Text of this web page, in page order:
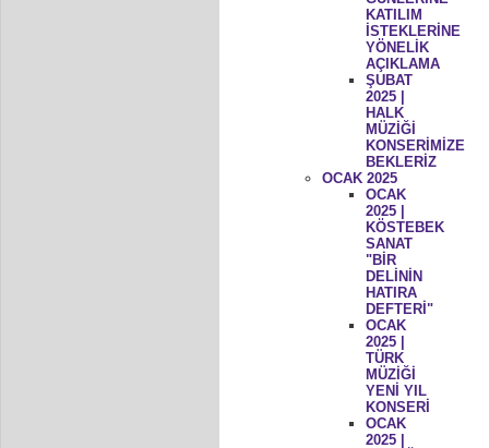
KATILIM
İSTEKLERİNE
YÖNELİK
AÇIKLAMA
ŞUBAT
2025 |
HALK
MÜZİĞİ
KONSERİMİZE
BEKLERİZ
OCAK 2025
OCAK
2025 |
KÖSTEBEK
SANAT
"BİR
DELİNİN
HATIRA
DEFTERİ"
OCAK
2025 |
TÜRK
MÜZİĞİ
YENİ YIL
KONSERİ
OCAK
2025 |